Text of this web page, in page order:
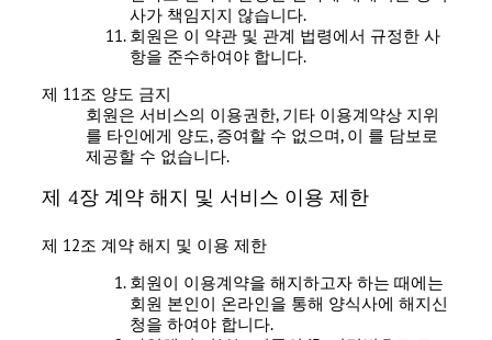
사가 책임지지 않습니다.
회원은 이 약관 및 관계 법령에서 규정한 사
항을 준수하여야 합니다.
제 11조 양도 금지
회원은 서비스의 이용권한, 기타 이용계약상 지위
를 타인에게 양도, 증여할 수 없으며, 이 를 담보로
제공할 수 없습니다.
제 4장 계약 해지 및 서비스 이용 제한
제 12조 계약 해지 및 이용 제한
회원이 이용계약을 해지하고자 하는 때에는
회원 본인이 온라인을 통해 양식사에 해지신
청을 하여야 합니다.